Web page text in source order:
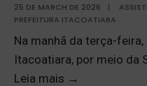
25 DE MARCH DE 2026 |
PREFEITURA ITACOATIARA
Na manhã da terça-
Itacoatiara, por meio da
Leia mais →